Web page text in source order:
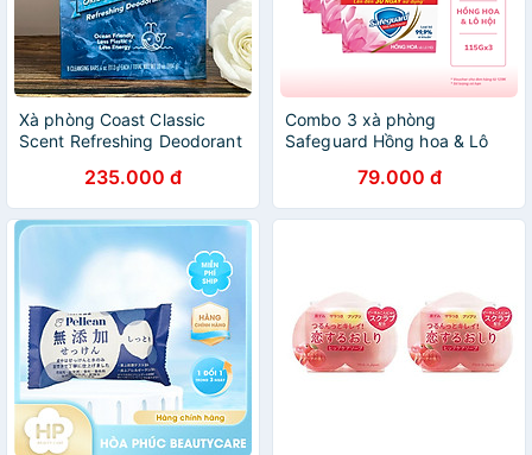
Xà phòng Coast Classic
Scent Refreshing Deodorant
khẩu Mỹ235.000 đ
Combo 3 xà phòng
Safeguard Hồng hoa & Lô
(115gx3)X24(5.24)
79.000 đ